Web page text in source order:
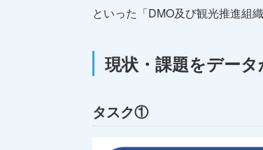
といった「DMO及び観光推進組
現状・課題をデー
タスク①